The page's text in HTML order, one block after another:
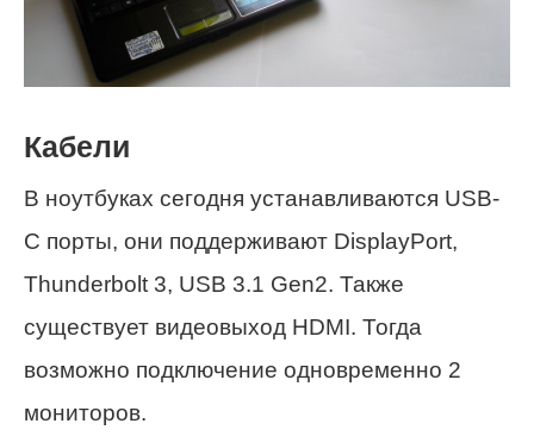
Кабели
В ноутбуках сегодня устанавливаются USB-
C порты, они поддерживают DisplayPort,
Thunderbolt 3, USB 3.1 Gen2. Также
существует видеовыход HDMI. Тогда
возможно подключение одновременно 2
мониторов.